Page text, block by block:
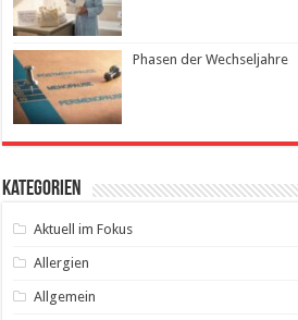
Phasen der Wechseljahre
Kategorien
Aktuell im Fokus
Allergien
Allgemein